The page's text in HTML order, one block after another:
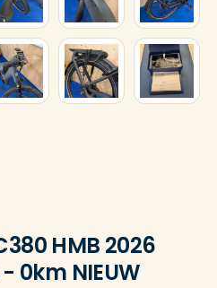
HMB 2026
0km NIEUW